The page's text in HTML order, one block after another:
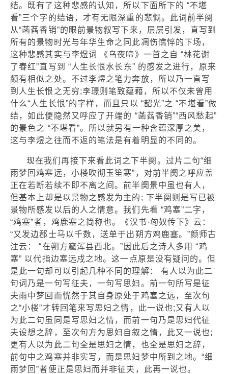
结。既有了这种悲感的认知，所以下面所下的 “不堪
看”三个字的结语，才有无限深重的悲慨。此词前半阕
从“菡萏香销”的眼前景物叙写下来，层层引发，直写到
所有的景物时光与年华生命之同此凋伤憔悴的下场，
这种悲感其实与李煜词 《乌夜啼》一首之自 “林花谢
了春红”直写到 “人生长恨水长东” 的感发之进行，原来
颇有相似之处。不过李煜之笔力奔放，所以乃一直写
到人生长恨之无穷;李璟则笔致蕴藉，所以不仅未曾用
什么“人生长恨”的字样，而且只以 “韶光”之 “不堪看”做
结，如此便隐然又呼应了开端的 “菡萏香销”“西风愁起”
的景色之 “不堪看”。所以就另有一种含蕴深厚之美，
这与李煜之往而不返的笔法是有着明显的不同的。
现在我们再接下来看此词之下半阕。过片二句“细
雨梦回鸡塞远，小楼吹彻玉笙寒”，对前半阕之呼应盖
正在若断若续不即不离之间。前半阕景中虽也有人，
但基本上却是以景物之感发为主的; 下半阕则是写已被
景物所感发以后的人之情意。我们先看 “鸡塞”二字，
“鸡塞”者，鸡鹿塞之简称也。《汉书·匈奴传下》云：
“又发边郡士马以千数，送单于出朔方鸡鹿塞。”颜师古
注云： “在朔方窳浑县西北。”因此后之诗人多用 “鸡
塞” 以代指边塞远戍之地。这一点原是没有疑问的。但
是此一句却可以引起几种不同的理解： 有人以为此二
句词乃是一句写征夫，一句写思妇。前一句所写是征
夫雨中梦回而恍然于其自身原处于鸡塞之远，至次句
之“小楼”才转回笔来写思妇之情，此一说也;又有人以
为此二句虽同是写思妇之情，而前一句乃是思妇代征
夫设想之辞，至次句方为思妇自叙之情，此又一说也;
更有人以为此二句全是思妇之情，也全是思妇之辞，
前句中之鸡塞并非实写，而是思妇梦中所到之地。“细
雨梦回”者便正是思妇而并非征夫，此再一说也。